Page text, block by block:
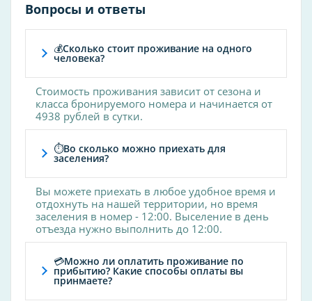
ФГБУ «Санаторий «Айвазовское» Управления
делами Президента Российской Федерации
расположен на берегу Черного моря, в 25 км
Партенит.
Популярные удобства
Wi-Fi
Wi-Fi на территории
Пляж
Бассейн
Кондиционер
Сад
Парковка
Вопросы и ответы
💰Сколько стоит проживание на одного
человека?
Стоимость проживания зависит от сезона и
класса бронируемого номера и начинается от
4938 рублей в сутки.
⏱Во сколько можно приехать для
заселения?
Вы можете приехать в любое удобное время и
отдохнуть на нашей территории, но время
заселения в номер - 12:00. Выселение в день
отъезда нужно выполнить до 12:00.
💳Можно ли оплатить проживание по
прибытию? Какие способы оплаты вы
принмаете?